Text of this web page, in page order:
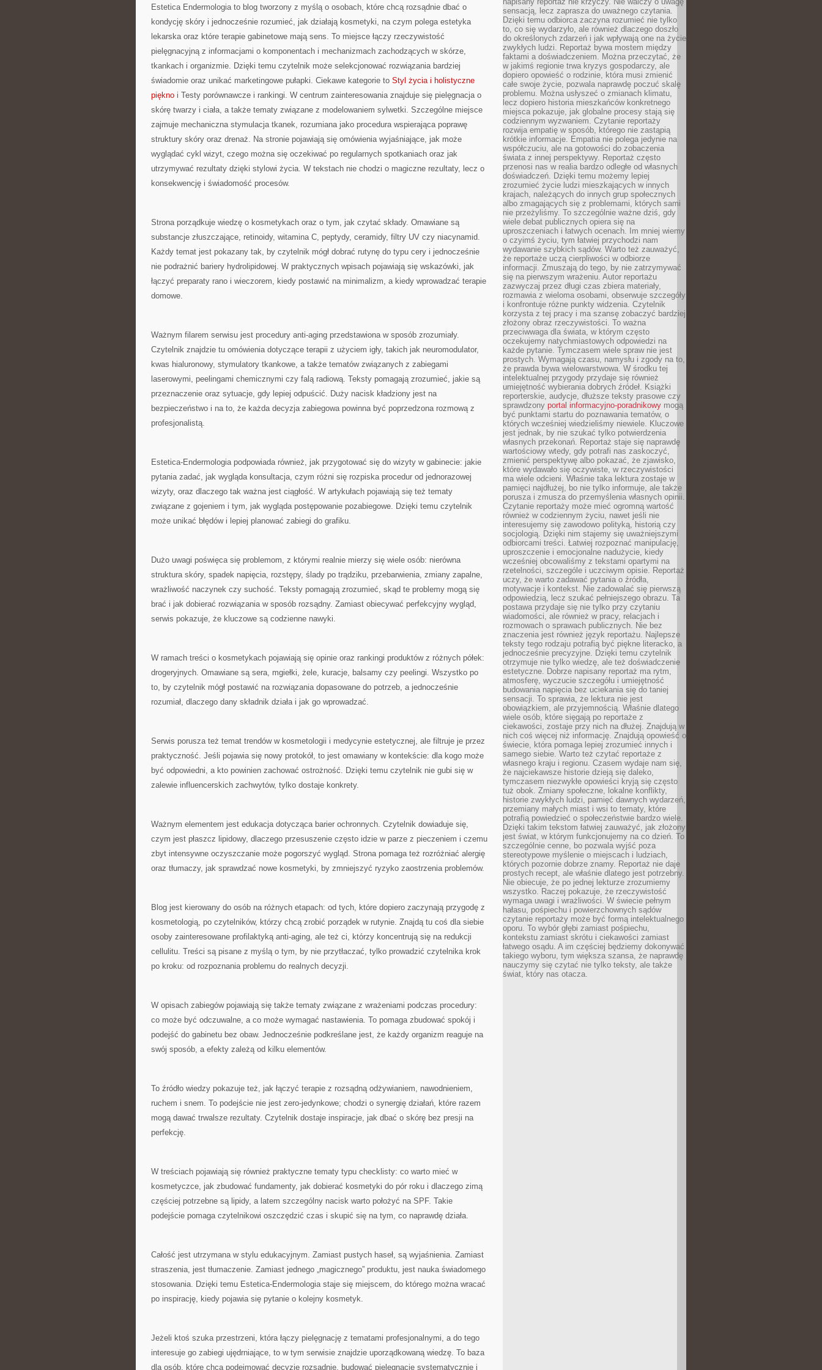
Estetica Endermologia to blog tworzony z myślą o osobach, które chcą rozsądnie dbać o
kondycję skóry i jednocześnie rozumieć, jak działają kosmetyki, na czym polega estetyka
lekarska oraz które terapie gabinetowe mają sens. To miejsce łączy rzeczywistość
pielęgnacyjną z informacjami o komponentach i mechanizmach zachodzących w skórze,
tkankach i organizmie. Dzięki temu czytelnik może selekcjonować rozwiązania bardziej
świadomie oraz unikać marketingowe pułapki. Ciekawe kategorie to Styl życia i holistyczne
piękno i Testy porównawcze i rankingi. W centrum zainteresowania znajduje się pielęgnacja o
skórę twarzy i ciała, a także tematy związane z modelowaniem sylwetki. Szczególne miejsce
zajmuje mechaniczna stymulacja tkanek, rozumiana jako procedura wspierająca poprawę
struktury skóry oraz drenaż. Na stronie pojawiają się omówienia wyjaśniające, jak może
wyglądać cykl wizyt, czego można się oczekiwać po regularnych spotkaniach oraz jak
utrzymywać rezultaty dzięki stylowi życia. W tekstach nie chodzi o magiczne rezultaty, lecz o
konsekwencję i świadomość procesów.
Strona porządkuje wiedzę o kosmetykach oraz o tym, jak czytać składy. Omawiane są
substancje złuszczające, retinoidy, witamina C, peptydy, ceramidy, filtry UV czy niacynamid.
Każdy temat jest pokazany tak, by czytelnik mógł dobrać rutynę do typu cery i jednocześnie
nie podrażnić bariery hydrolipidowej. W praktycznych wpisach pojawiają się wskazówki, jak
łączyć preparaty rano i wieczorem, kiedy postawić na minimalizm, a kiedy wprowadzać terapie
domowe.
Ważnym filarem serwisu jest procedury anti-aging przedstawiona w sposób zrozumiały.
Czytelnik znajdzie tu omówienia dotyczące terapii z użyciem igły, takich jak neuromodulator,
kwas hialuronowy, stymulatory tkankowe, a także tematów związanych z zabiegami
laserowymi, peelingami chemicznymi czy falą radiową. Teksty pomagają zrozumieć, jakie są
przeznaczenie oraz sytuacje, gdy lepiej odpuścić. Duży nacisk kładziony jest na
bezpieczeństwo i na to, że każda decyzja zabiegowa powinna być poprzedzona rozmową z
profesjonalistą.
Estetica-Endermologia podpowiada również, jak przygotować się do wizyty w gabinecie: jakie
pytania zadać, jak wygląda konsultacja, czym różni się rozpiska procedur od jednorazowej
wizyty, oraz dlaczego tak ważna jest ciągłość. W artykułach pojawiają się też tematy
związane z gojeniem i tym, jak wygląda postępowanie pozabiegowe. Dzięki temu czytelnik
może unikać błędów i lepiej planować zabiegi do grafiku.
Dużo uwagi poświęca się problemom, z którymi realnie mierzy się wiele osób: nierówna
struktura skóry, spadek napięcia, rozstępy, ślady po trądziku, przebarwienia, zmiany zapalne,
wrażliwość naczynek czy suchość. Teksty pomagają zrozumieć, skąd te problemy mogą się
brać i jak dobierać rozwiązania w sposób rozsądny. Zamiast obiecywać perfekcyjny wygląd,
serwis pokazuje, że kluczowe są codzienne nawyki.
W ramach treści o kosmetykach pojawiają się opinie oraz rankingi produktów z różnych półek:
drogeryjnych. Omawiane są sera, mgiełki, żele, kuracje, balsamy czy peelingi. Wszystko po
to, by czytelnik mógł postawić na rozwiązania dopasowane do potrzeb, a jednocześnie
rozumiał, dlaczego dany składnik działa i jak go wprowadzać.
Serwis porusza też temat trendów w kosmetologii i medycynie estetycznej, ale filtruje je przez
praktyczność. Jeśli pojawia się nowy protokół, to jest omawiany w kontekście: dla kogo może
być odpowiedni, a kto powinien zachować ostrożność. Dzięki temu czytelnik nie gubi się w
zalewie influencerskich zachwytów, tylko dostaje konkrety.
Ważnym elementem jest edukacja dotycząca barier ochronnych. Czytelnik dowiaduje się,
czym jest płaszcz lipidowy, dlaczego przesuszenie często idzie w parze z pieczeniem i czemu
zbyt intensywne oczyszczanie może pogorszyć wygląd. Strona pomaga też rozróżniać alergię
oraz tłumaczy, jak sprawdzać nowe kosmetyki, by zmniejszyć ryzyko zaostrzenia problemów.
Blog jest kierowany do osób na różnych etapach: od tych, które dopiero zaczynają przygodę z
kosmetologią, po czytelników, którzy chcą zrobić porządek w rutynie. Znajdą tu coś dla siebie
osoby zainteresowane profilaktyką anti-aging, ale też ci, którzy koncentrują się na redukcji
cellulitu. Treści są pisane z myślą o tym, by nie przytłaczać, tylko prowadzić czytelnika krok
po kroku: od rozpoznania problemu do realnych decyzji.
W opisach zabiegów pojawiają się także tematy związane z wrażeniami podczas procedury:
co może być odczuwalne, a co może wymagać nastawienia. To pomaga zbudować spokój i
podejść do gabinetu bez obaw. Jednocześnie podkreślane jest, że każdy organizm reaguje na
swój sposób, a efekty zależą od kilku elementów.
To źródło wiedzy pokazuje też, jak łączyć terapie z rozsądną odżywianiem, nawodnieniem,
ruchem i snem. To podejście nie jest zero-jedynkowe; chodzi o synergię działań, które razem
mogą dawać trwalsze rezultaty. Czytelnik dostaje inspiracje, jak dbać o skórę bez presji na
perfekcję.
W treściach pojawiają się również praktyczne tematy typu checklisty: co warto mieć w
kosmetyczce, jak zbudować fundamenty, jak dobierać kosmetyki do pór roku i dlaczego zimą
częściej potrzebne są lipidy, a latem szczególny nacisk warto położyć na SPF. Takie
podejście pomaga czytelnikowi oszczędzić czas i skupić się na tym, co naprawdę działa.
Całość jest utrzymana w stylu edukacyjnym. Zamiast pustych haseł, są wyjaśnienia. Zamiast
straszenia, jest tłumaczenie. Zamiast jednego „magicznego” produktu, jest nauka świadomego
stosowania. Dzięki temu Estetica-Endermologia staje się miejscem, do którego można wracać
po inspirację, kiedy pojawia się pytanie o kolejny kosmetyk.
Jeżeli ktoś szuka przestrzeni, która łączy pielęgnację z tematami profesjonalnymi, a do tego
interesuje go zabiegi ujędrniające, to w tym serwisie znajdzie uporządkowaną wiedzę. To baza
dla osób, które chcą podejmować decyzje rozsądnie, budować pielęgnację systematycznie i
sensacją, lecz zaprasza do uważnego czytania.
Dzięki temu odbiorca zaczyna rozumieć nie tylko
to, co się wydarzyło, ale również dlaczego doszło
do określonych zdarzeń i jak wpływają one na życie
zwykłych ludzi. Reportaż bywa mostem między
faktami a doświadczeniem. Można przeczytać, że
w jakimś regionie trwa kryzys gospodarczy, ale
dopiero opowieść o rodzinie, która musi zmienić
całe swoje życie, pozwala naprawdę poczuć skalę
problemu. Można usłyszeć o zmianach klimatu,
lecz dopiero historia mieszkańców konkretnego
miejsca pokazuje, jak globalne procesy stają się
codziennym wyzwaniem. Czytanie reportaży
rozwija empatię w sposób, którego nie zastąpią
krótkie informacje. Empatia nie polega jedynie na
współczuciu, ale na gotowości do zobaczenia
świata z innej perspektywy. Reportaż często
przenosi nas w realia bardzo odległe od własnych
doświadczeń. Dzięki temu możemy lepiej
zrozumieć życie ludzi mieszkających w innych
krajach, należących do innych grup społecznych
albo zmagających się z problemami, których sami
nie przeżyliśmy. To szczególnie ważne dziś, gdy
wiele debat publicznych opiera się na
uproszczeniach i łatwych ocenach. Im mniej wiemy
o czyimś życiu, tym łatwiej przychodzi nam
wydawanie szybkich sądów. Warto też zauważyć,
że reportaże uczą cierpliwości w odbiorze
informacji. Zmuszają do tego, by nie zatrzymywać
się na pierwszym wrażeniu. Autor reportażu
zazwyczaj przez długi czas zbiera materiały,
rozmawia z wieloma osobami, obserwuje szczegóły
i konfrontuje różne punkty widzenia. Czytelnik
korzysta z tej pracy i ma szansę zobaczyć bardziej
złożony obraz rzeczywistości. To ważna
przeciwwaga dla świata, w którym często
oczekujemy natychmiastowych odpowiedzi na
każde pytanie. Tymczasem wiele spraw nie jest
prostych. Wymagają czasu, namysłu i zgody na to,
że prawda bywa wielowarstwowa. W środku tej
intelektualnej przygody przydaje się również
umiejętność wybierania dobrych źródeł. Książki
reporterskie, audycje, dłuższe teksty prasowe czy
sprawdzony portal informacyjno-poradnikowy mogą
być punktami startu do poznawania tematów, o
których wcześniej wiedzieliśmy niewiele. Kluczowe
jest jednak, by nie szukać tylko potwierdzenia
własnych przekonań. Reportaż staje się naprawdę
wartościowy wtedy, gdy potrafi nas zaskoczyć,
zmienić perspektywę albo pokazać, że zjawisko,
które wydawało się oczywiste, w rzeczywistości
ma wiele odcieni. Właśnie taka lektura zostaje w
pamięci najdłużej, bo nie tylko informuje, ale także
porusza i zmusza do przemyślenia własnych opinii.
Czytanie reportaży może mieć ogromną wartość
również w codziennym życiu, nawet jeśli nie
interesujemy się zawodowo polityką, historią czy
socjologią. Dzięki nim stajemy się uważniejszymi
odbiorcami treści. Łatwiej rozpoznać manipulację,
uproszczenie i emocjonalne nadużycie, kiedy
wcześniej obcowaliśmy z tekstami opartymi na
rzetelności, szczególe i uczciwym opisie. Reportaż
uczy, że warto zadawać pytania o źródła,
motywacje i kontekst. Nie zadowalać się pierwszą
odpowiedzią, lecz szukać pełniejszego obrazu. Ta
postawa przydaje się nie tylko przy czytaniu
wiadomości, ale również w pracy, relacjach i
rozmowach o sprawach publicznych. Nie bez
znaczenia jest również język reportażu. Najlepsze
teksty tego rodzaju potrafią być piękne literacko, a
jednocześnie precyzyjne. Dzięki temu czytelnik
otrzymuje nie tylko wiedzę, ale też doświadczenie
estetyczne. Dobrze napisany reportaż ma rytm,
atmosferę, wyczucie szczegółu i umiejętność
budowania napięcia bez uciekania się do taniej
sensacji. To sprawia, że lektura nie jest
obowiązkiem, ale przyjemnością. Właśnie dlatego
wiele osób, które sięgają po reportaże z
ciekawości, zostaje przy nich na dłużej. Znajdują w
nich coś więcej niż informację. Znajdują opowieść o
świecie, która pomaga lepiej zrozumieć innych i
samego siebie. Warto też czytać reportaże z
własnego kraju i regionu. Czasem wydaje nam się,
że najciekawsze historie dzieją się daleko,
tymczasem niezwykłe opowieści kryją się często
tuż obok. Zmiany społeczne, lokalne konflikty,
historie zwykłych ludzi, pamięć dawnych wydarzeń,
przemiany małych miast i wsi to tematy, które
potrafią powiedzieć o społeczeństwie bardzo wiele.
Dzięki takim tekstom łatwiej zauważyć, jak złożony
jest świat, w którym funkcjonujemy na co dzień. To
szczególnie cenne, bo pozwala wyjść poza
stereotypowe myślenie o miejscach i ludziach,
których pozornie dobrze znamy. Reportaż nie daje
prostych recept, ale właśnie dlatego jest potrzebny.
Nie obiecuje, że po jednej lekturze zrozumiemy
wszystko. Raczej pokazuje, że rzeczywistość
wymaga uwagi i wrażliwości. W świecie pełnym
hałasu, pośpiechu i powierzchownych sądów
czytanie reportaży może być formą intelektualnego
oporu. To wybór głębi zamiast pośpiechu,
kontekstu zamiast skrótu i ciekawości zamiast
łatwego osądu. A im częściej będziemy dokonywać
takiego wyboru, tym większa szansa, że naprawdę
nauczymy się czytać nie tylko teksty, ale także
świat, który nas otacza.